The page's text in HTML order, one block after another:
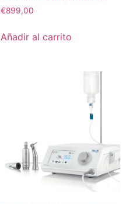
€899,00
Añadir al carrito